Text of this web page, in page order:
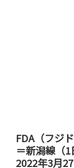
FDA（フジ
＝新潟線（1
2022年3月